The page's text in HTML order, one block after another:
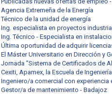
Agencia Extremeña de la Energía
Técnico de la unidad de energía
Ing. especialista en proyectos
Ing. Técnico - Especialista en
Última oportunidad de adquirir
El Máster Universitario en Dirección y
Jornada "Sistema de Certificados de
Cexiti, Apamex, la Escuela de
Ingeniero/a comercial con
Gestor/a de mantenimiento - Badajoz